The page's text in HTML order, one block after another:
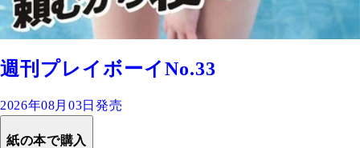
週刊プレイボーイNo.33
2026年08月03日発売
紙の本で購入